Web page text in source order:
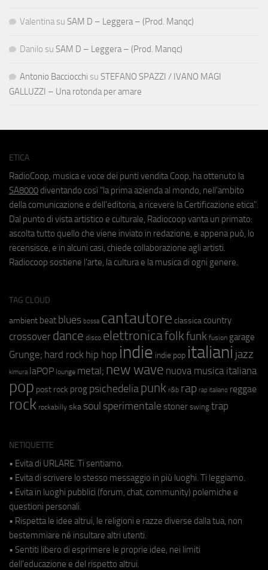
Valentina su SAM D – Leggera – (Prod. Manqc)
Danilo su SAM D – Leggera – (Prod. Manqc)
Antonio Bacciocchi su STEFANO SPAZZI / IVANO MAGI
GALLUZZI – Una rotonda per amare
ETICA
RadioCoop, musica e voce dei punti vendita Coop, ha ottenuto la
SA8000 diventando così "la prima azienda al mondo, nell'ambito
della comunicazione e dell'editoria, a ricevere la Certificazione etica".
Dal punto di vista artistico e culturale, Radiocoop vanta un primato:
ascolta tutto quello che viene inviato in redazione, e appena può, lo
recensisce, e in alcuni casi, chiede collaborazione agli artisti.
Radiocoop sostiene l'arte, la cultura e la musica di ogni genere.
TAG CLOUD
ambient beat blues bossa cantautore classica country
crossover dance disco elettronicafolkfunk fusion garage
Grunge; hard rock hip hop indie indie pop italiani jazz
kimura laPOP lounge metal; new wave nuova musica italiana
pop post rock prog psichedeliapunk r&b rap rap italiano reggae
rock rockabilly ska soul sperimentale stoner swing trap
NETIQUETTE
• Evita di URLARE. Ti sentiamo.
• Evita di scrivere lo stesso messaggio in più luoghi. Ti leggiamo.
• Evita in luoghi pubblici (forum, chat, community) polemiche e
questioni personali.
• Rispetta le idee altrui, le religioni e razze diverse dalla tua, non
bestemmiare né insultare altri utenti.
• Sentiti libero di esprimere le proprie idee, nei limiti
dell'educazione e del rispetto altrui.